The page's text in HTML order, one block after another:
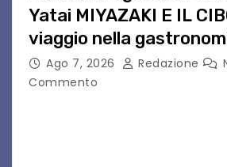
Yatai MIYAZAKI E IL
viaggio nella
nei film di Hayao
Ago 7, 2026 Redazione
Commento